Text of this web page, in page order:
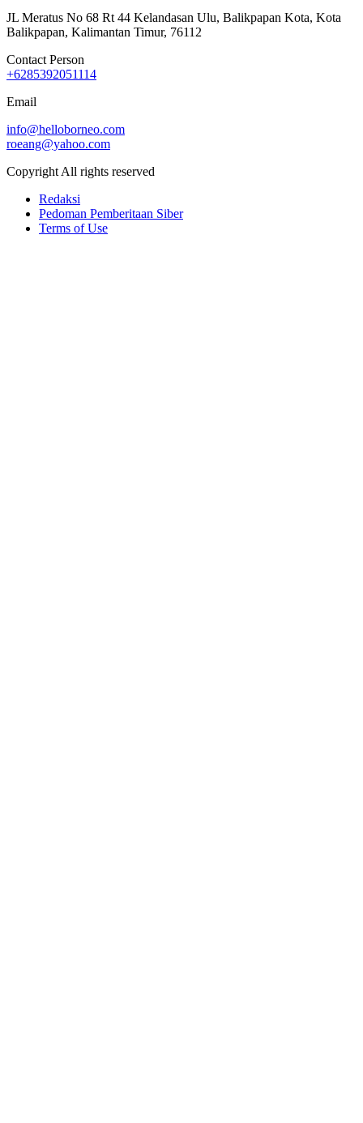
JL Meratus No 68 Rt 44 Kelandasan Ulu, Balikpapan Kota, Kota
Balikpapan, Kalimantan Timur, 76112
Contact Person
+6285392051114
Email
info@helloborneo.com
roeang@yahoo.com
Copyright All rights reserved
Redaksi
Pedoman Pemberitaan Siber
Terms of Use